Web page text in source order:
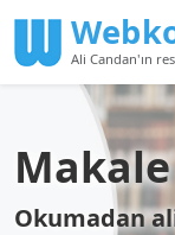
Ali Candan'ın
Makale
Okumadan